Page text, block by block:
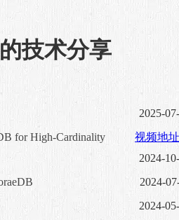
技术分享
2025-
for High-Cardinality
视频地址
2024-
2024-
2024-